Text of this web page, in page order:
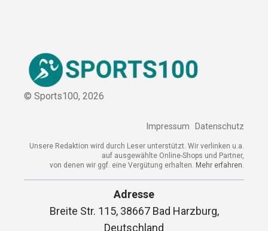
© Sports100, 2026
Impressum Datenschutz
Unsere Redaktion wird durch Leser unterstützt. Wir verlinken u.a.
auf ausgewählte Online-Shops und Partner,
von denen wir ggf. eine Vergütung erhalten. Mehr erfahren.
Adresse
Breite Str. 115, 38667 Bad Harzburg,
Deutschland